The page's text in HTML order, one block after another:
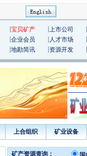
宝贝矿产 上市公司
企业会员 人才市场
地勘简讯 资源开发
上合组织 矿业设备